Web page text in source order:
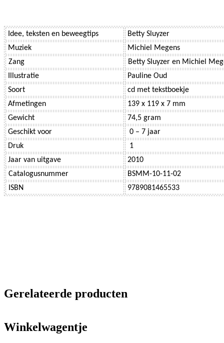
Idee, teksten en beweegtips
Betty Sluyzer
Muziek
Michiel Megens
Zang
Betty Sluyzer en Michiel
Illustratie
Pauline Oud
Soort
cd met tekstboekje
Afmetingen
139 x 119 x 7 mm
Gewicht
74,5 gram
Geschikt voor
0 – 7 jaar
Druk
1
Jaar van uitgave
2010
Catalogusnummer
BSMM-10-11-02
ISBN
9789081465533
Gerelateerde producten
Winkelwagentje